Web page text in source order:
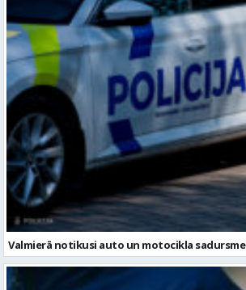
Valmierā notikusi auto un motocikla sadursme